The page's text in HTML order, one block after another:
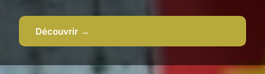
Découvrir →